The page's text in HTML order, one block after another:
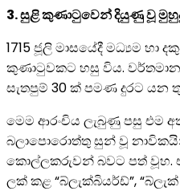
3. සුළි කුණාටුවෙන් දියුණු වූ
1715 ජූලි මාසයේදී මධ්‍යම
කුණාටුවකට හසු විය.
සැතපුම් 30 ක් පමණ දුරට යන
මෙම ආරංචිය ලැබුණු පසු එම
බලාපොරොත්තු සුන් වූ
කොල්ලකරුවන් බවට පත් වූහ.
ලක් කළ “බ්ලැක්බියර්ඩ්”,